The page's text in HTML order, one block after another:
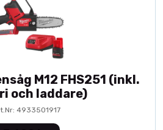
M12 FHS251 (inkl.
och laddare)
4933501917